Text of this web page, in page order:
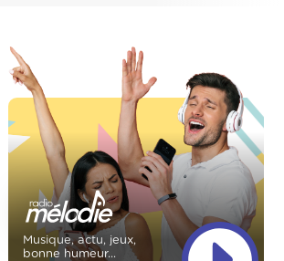
Musique, actu, jeux,
bonne humeur...